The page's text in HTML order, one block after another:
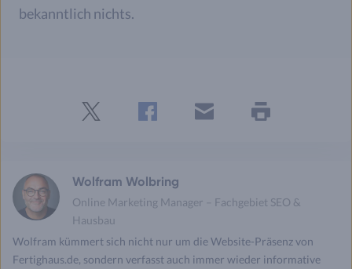
bekanntlich nichts.
Wolfram Wolbring
Online Marketing Manager – Fachgebiet SEO &
Hausbau
Wolfram kümmert sich nicht nur um die Website-Präsenz von
Fertighaus.de, sondern verfasst auch immer wieder informative